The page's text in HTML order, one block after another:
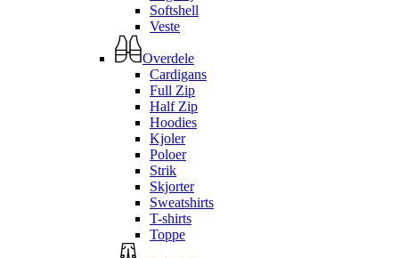
Softshell
Veste
Overdele
Cardigans
Full Zip
Half Zip
Hoodies
Kjoler
Poloer
Strik
Skjorter
Sweatshirts
T-shirts
Toppe